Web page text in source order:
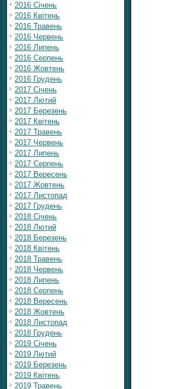
2016 Січень
2016 Квітень
2016 Травень
2016 Червень
2016 Липень
2016 Серпень
2016 Жовтень
2016 Грудень
2017 Січень
2017 Лютий
2017 Березень
2017 Квітень
2017 Травень
2017 Червень
2017 Липень
2017 Серпень
2017 Вересень
2017 Жовтень
2017 Листопад
2017 Грудень
2018 Січень
2018 Лютий
2018 Березень
2018 Квітень
2018 Травень
2018 Червень
2018 Липень
2018 Серпень
2018 Вересень
2018 Жовтень
2018 Листопад
2018 Грудень
2019 Січень
2019 Лютий
2019 Березень
2019 Квітень
2019 Травень